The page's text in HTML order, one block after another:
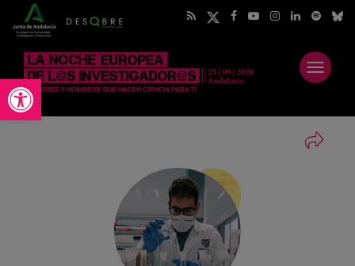
Abrir barra de herramientas
Abrir
menú